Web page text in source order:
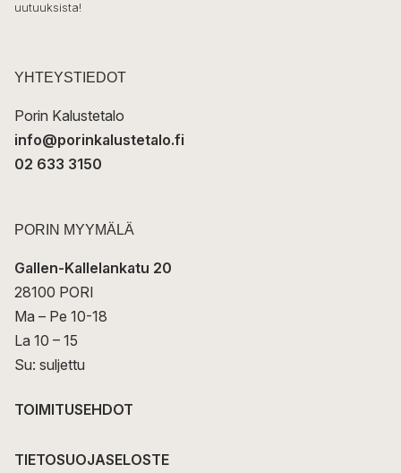
k
t
uutuuksista!
YHTEYSTIEDOT
Porin Kalustetalo
info@porinkalustetalo.fi
02 633 3150
PORIN MYYMÄLÄ
Gallen-Kallelankatu 20
28100 PORI
Ma – Pe 10-18
La 10 – 15
Su: suljettu
TOIMITUSEHDOT
TIETOSUOJASELOSTE